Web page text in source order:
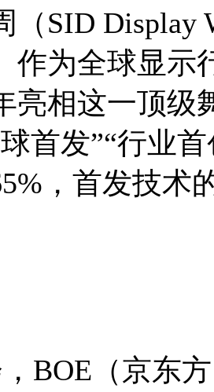
（SID Display
作为全球显示
亮相这一顶级
首发”“行业
，首发技术
BOE（京东